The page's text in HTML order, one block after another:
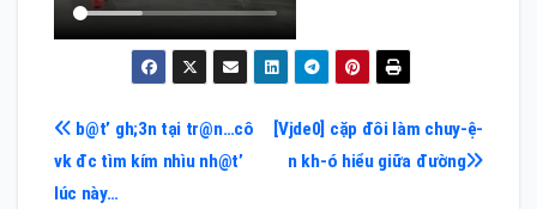
Điều
hướng
[Vjde0] cặp đôi làm chuy-ệ-
n kh-ó hiểu giữa đường
b@t’ gh;3n tại tr@n…cô
vk đc tìm kím nhìu nh@t’
lúc này…